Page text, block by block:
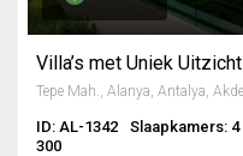
Villa’s met Uniek
ID: AL-1342 Slaapkamers: 4
300